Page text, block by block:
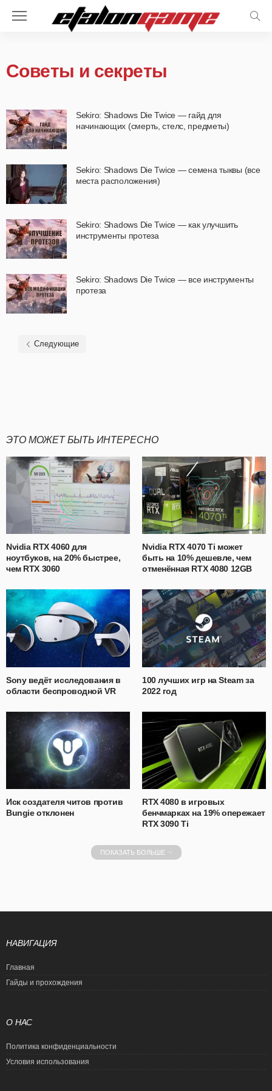
Советы и секреты
Sekiro: Shadows Die Twice — гайд для
начинающих (смерть, стелс, предметы)
Sekiro: Shadows Die Twice — семена тыквы (все
места расположения)
Sekiro: Shadows Die Twice — как улучшить
инструменты протеза
Sekiro: Shadows Die Twice — все инструменты
протеза
Следующие
ЭТО МОЖЕТ БЫТЬ ИНТЕРЕСНО
Nvidia RTX 4060 для
ноутбуков, на 20% быстрее,
чем RTX 3060
Nvidia RTX 4070 Ti может
быть на 10% дешевле, чем
отменённая RTX 4080 12GB
Sony ведёт исследования в
области беспроводной VR
100 лучших игр на Steam за
2022 год
Иск создателя читов против
Bungie отклонен
RTX 4080 в игровых
бенчмарках на 19% опережает
RTX 3090 Ti
ПОКАЗАТЬ БОЛЬШЕ
НАВИГАЦИЯ
Главная
Гайды и прохождения
О НАС
Политика конфиденциальности
Условия использования